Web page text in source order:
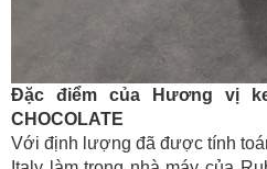
Đặc điểm của Hương vị
CHOCOLATE
Với định lượng đã được tính